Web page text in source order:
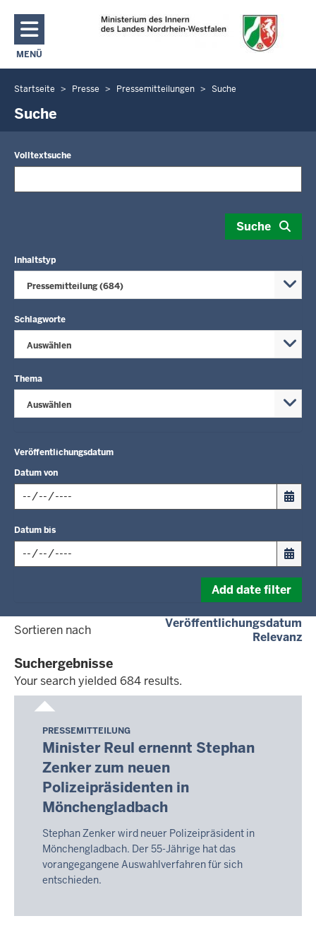
Direkt zum Inhalt
MENÜ
NAVIGATION AKTIVIEREN/DEAKTIVIEREN: MAIN MENU
Sie
befinden
Startseite Presse Pressemitteilungen Suche
Suche
Volltextsuche
Suche
Inhaltstyp
Pressemitteilung (684)
Schlagworte
Auswählen
Thema
Auswählen
Veröffentlichungsdatum
Datum von
date
format:
Datum bis
format:
Add date filter
Sortieren nach Veröffentlichungsdatum
Relevanz
Suchergebnisse
Your search yielded 684 results.
Your
yielded
results.
Samstag,
8.
August
2026
-
PRESSEMITTEILUNG
Minister Reul ernennt Stephan
Zenker zum neuen
Polizeipräsidenten in
Mönchengladbach
Stephan Zenker wird neuer Polizeipräsident in
Mönchengladbach. Der 55-Jährige hat das
vorangegangene Auswahlverfahren für sich
entschieden.